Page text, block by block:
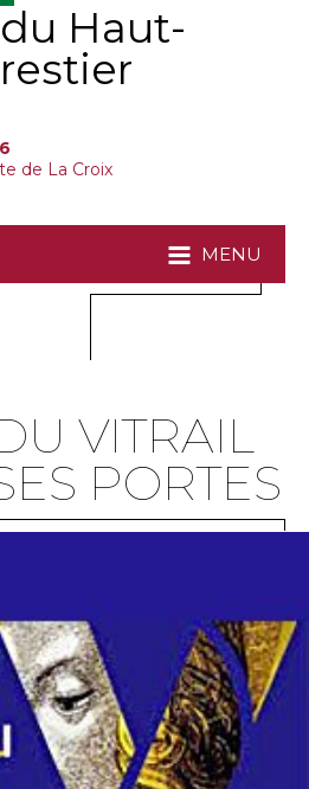
Haut-
de La Croix
MENU
VITRAIL
PORTES